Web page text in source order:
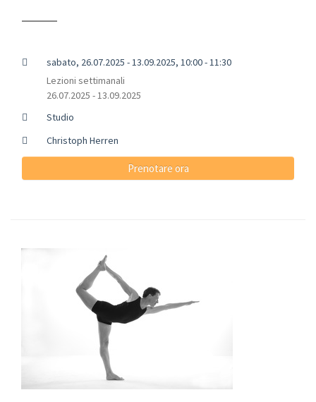
sabato, 26.07.2025 - 13.09.2025, 10:00 - 11:30
Lezioni settimanali
26.07.2025 - 13.09.2025
Studio
Christoph Herren
Prenotare ora